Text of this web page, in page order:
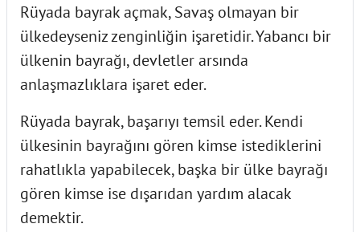
Rüyada bayrak açmak, Savaş olmayan bir
ülkedeyseniz zenginliğin işaretidir. Yabancı bir
ülkenin bayrağı, devletler arsında
anlaşmazlıklara işaret eder.
Rüyada bayrak, başarıyı temsil eder. Kendi
ülkesinin bayrağını gören kimse istediklerini
rahatlıkla yapabilecek, başka bir ülke bayrağı
gören kimse ise dışarıdan yardım alacak
demektir.